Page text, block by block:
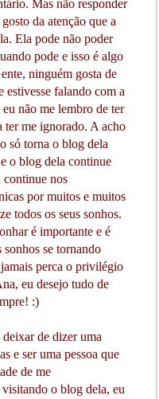
Mas não responder
da atenção que a
Ela pode não poder
pode e isso é algo
ninguém gosta de
estivesse falando com a
não me lembro de ter
ter me ignorado. A acho
só torna o blog dela
o blog dela continue
continue nos
por muitos e muitos
todos os seus sonhos.
é importante e é
se tornando
perca o privilégio
eu desejo tudo de
:)
de dizer uma
e ser uma pessoa que
de me
visitando o blog dela, eu